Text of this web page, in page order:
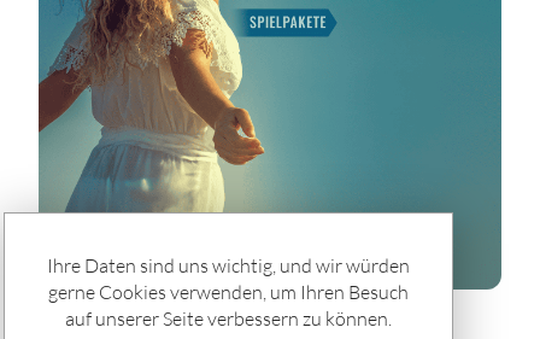
Spiele & Gewinner / Spiele
Ihre Daten sind uns wichtig, und wir würden
gerne Cookies verwenden, um Ihren Besuch
auf unserer Seite verbessern zu können.